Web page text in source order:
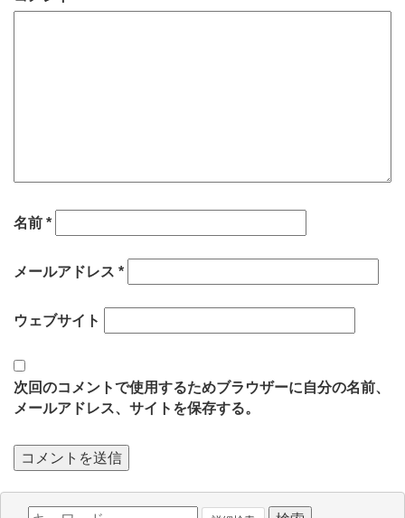
名前 *
メールアドレス *
ウェブサイト
次回のコメントで使用するためブラウザーに自分の名前、
メールアドレス、サイトを保存する。